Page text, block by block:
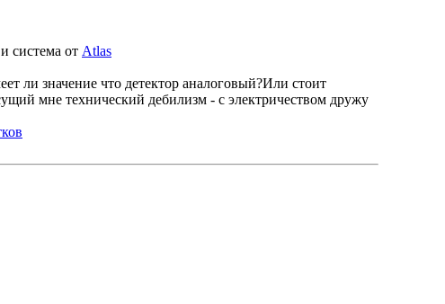
система от Atlas
ли значение что детектор аналоговый?Или стоит
мне технический дебилизм - с электричеством дружу